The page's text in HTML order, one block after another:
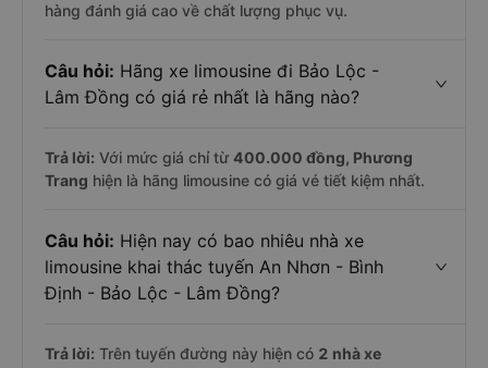
hàng đánh giá cao về chất lượng phục vụ.
Câu hỏi: Hãng xe limousine đi Bảo Lộc -
Lâm Đồng có giá rẻ nhất là hãng nào?
Trả lời: Với mức giá chỉ từ400.000 đồng, Phương
Trang hiện là hãng limousine có giá vé tiết kiệm nhất.
Câu hỏi: Hiện nay có bao nhiêu nhà xe
limousine khai thác tuyến An Nhơn - Bình
Định - Bảo Lộc - Lâm Đồng?
Trả lời: Trên tuyến đường này hiện có 2 nhà xe